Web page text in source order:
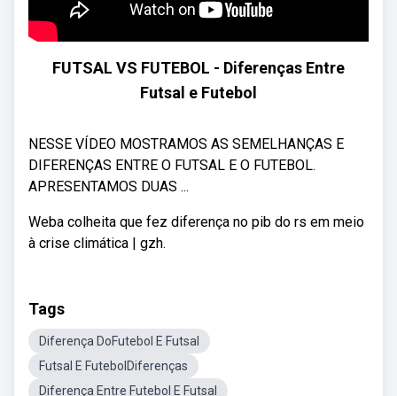
FUTSAL VS FUTEBOL - Diferenças Entre
Futsal e Futebol
NESSE VÍDEO MOSTRAMOS AS SEMELHANÇAS E
DIFERENÇAS ENTRE O FUTSAL E O FUTEBOL.
APRESENTAMOS DUAS ...
Weba colheita que fez diferença no pib do rs em meio
à crise climática | gzh.
Tags
Diferença DoFutebol E Futsal
Futsal E FutebolDiferenças
Diferença Entre Futebol E Futsal